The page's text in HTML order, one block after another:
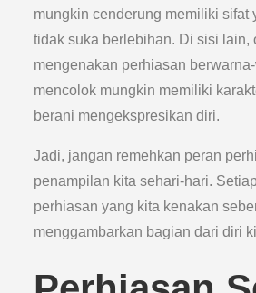
mungkin cenderung memiliki sifat
tidak suka berlebihan. Di sisi lain,
mengenakan perhiasan
mencolok mungkin memiliki
berani mengekspresikan diri.
Jadi, jangan remehkan peran
penampilan kita sehari-hari.
perhiasan yang kita kenakan
menggambarkan bagian dari diri